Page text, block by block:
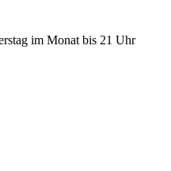
im Monat bis 21 Uhr